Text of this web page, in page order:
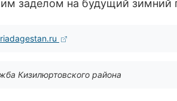
заделом на будущий зимний
Кизилюртовского района